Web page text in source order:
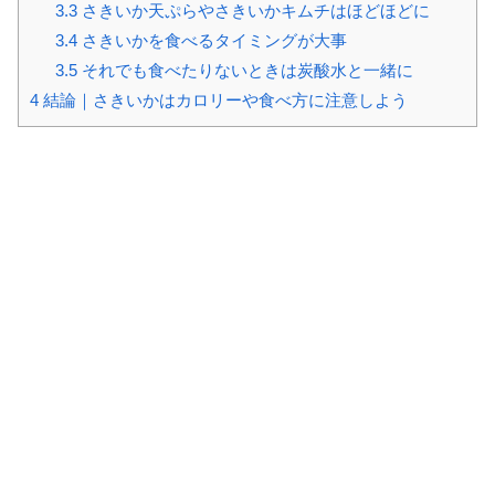
3.3さきいか天ぷらやさきいかキムチはほどほどに
3.4さきいかを食べるタイミングが大事
3.5それでも食べたりないときは炭酸水と一緒に
4 結論｜さきいかはカロリーや食べ方に注意しよう